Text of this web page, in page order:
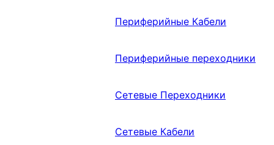
Периферийные Кабели
Периферийные переходники
Сетевые Переходники
Сетевые Кабели